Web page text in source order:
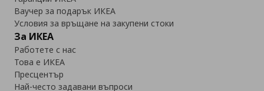
Ваучер за подарък ИКЕА
Условия за връщане на закупени стоки
За ИКЕА
Работете с нас
Това е ИКЕА
Пресцентър
Най-често задавани въпроси